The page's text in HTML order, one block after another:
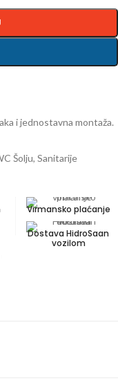
i jednostavna montaža.
Šolju, Sanitarije
Virmansko plaćanje
Dostava HidroSaan
vozilom